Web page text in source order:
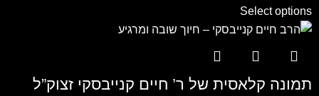
Select options
תמונה קלאסית של ר’ חיים קנייבסקי זצוק”ל